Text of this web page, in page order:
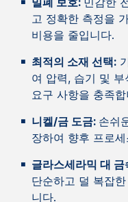
고 정확한 측정을
비용을 줄입니다.
최적의 소재 선택:
여 압력, 습기 및
요구 사항을 충족합
니켈/금 도금: 손쉬
장하여 향후 프로
글라스세라믹 대 금
단순하고 덜 복잡
니다.